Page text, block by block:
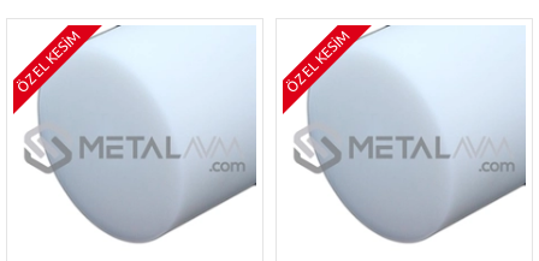
ÖZEL KESİM ÖZEL KESİM